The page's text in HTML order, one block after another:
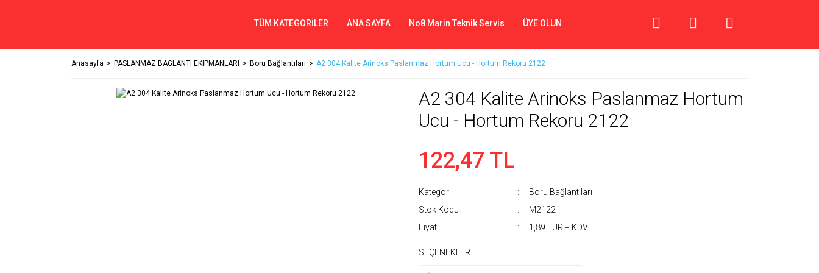
TÜM KATEGORİLER ANA SAYFA No8 Marin Teknik Servis ÜYE OLUN
Anasayfa PASLANMAZ BAGLANTI EKIPMANLARI Boru Bağlantıları A2 304 Kalite Arinoks Paslanmaz Hortum Ucu - Hortum Rekoru 2122
A2 304 Kalite Arinoks Paslanmaz Hortum
Ucu - Hortum Rekoru 2122
122,47 TL
Kategori
Boru Bağlantıları
Stok Kodu
M2122
Fiyat
1,89 EUR + KDV
SEÇENEKLER